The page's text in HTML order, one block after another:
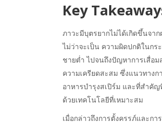
Key
ภาวะมีบุตรยากไม่ได้เกิดขึ้นจา
ไม่ว่าจะเป็น ความผิดปกติในก
ชายต่ำ ไปจนถึงปัญหาการเสื่อ
ความเครียดสะสม ซึ่งแนวทาง
อาหารบำรุงสเปิร์ม และที่สำคั
ด้วยเทคโนโลยีที่เหมาะสม
เมื่อกล่าวถึงการตั้งครรภ์และก